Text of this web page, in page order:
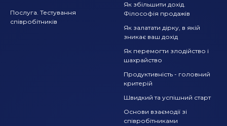
Послуга. Тестування
співробітників
Як збільшити дохід.
Філософія продажів
Як залатати дірку, в якій
зникає ваш дохід
Як перемогти злодійство і
шахрайство
Продуктивність - головний
критерій
Швидкий та успішний старт
Основи взаємодії зі
співробітниками